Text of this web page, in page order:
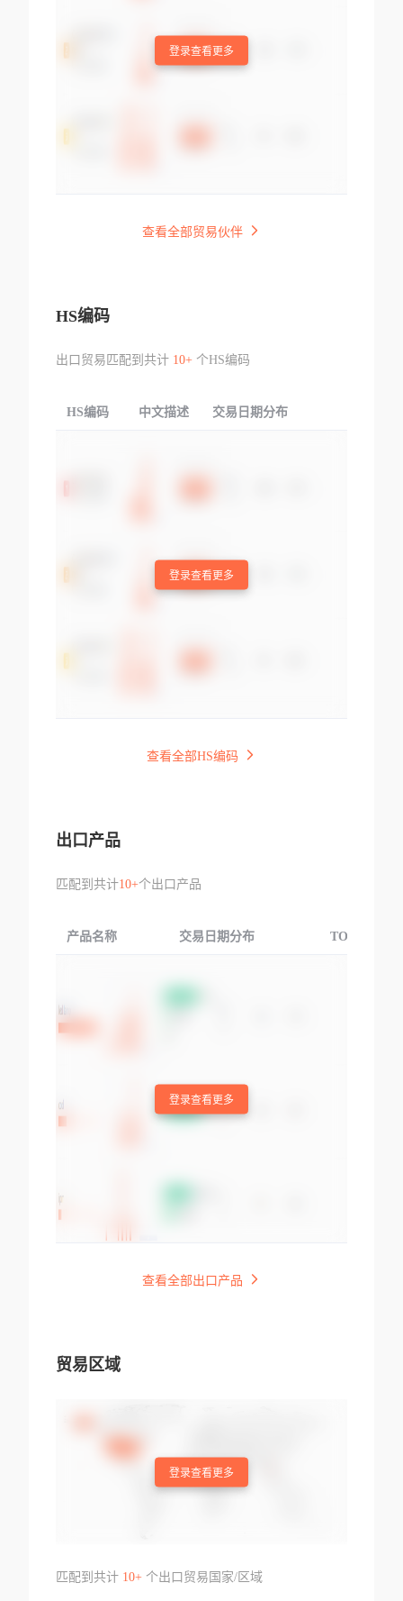
登录查看更多
查看全部贸易伙伴
HS编码
出口贸易匹配到共计 10+个HS编码
HS编码 中文描述 交易日期分布
登录查看更多
查看全部HS编码
出口产品
匹配到共计10+个出口产品
产品名称 交易日期分布 TOP3交易国
登录查看更多
查看全部出口产品
贸易区域
登录查看更多
匹配到共计 10+个出口贸易国家/区域